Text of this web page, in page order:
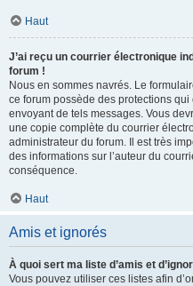
Haut
J’ai reçu un courrier électronique
forum !
Nous en sommes navrés. Le
ce forum possède des protections
envoyant de tels messages. Vous
une copie complète du courrier
administrateur du forum. Il est très
des informations sur l’auteur du
conséquence.
Haut
Amis et ignorés
À quoi sert ma liste d’amis et
Vous pouvez utiliser ces listes afin